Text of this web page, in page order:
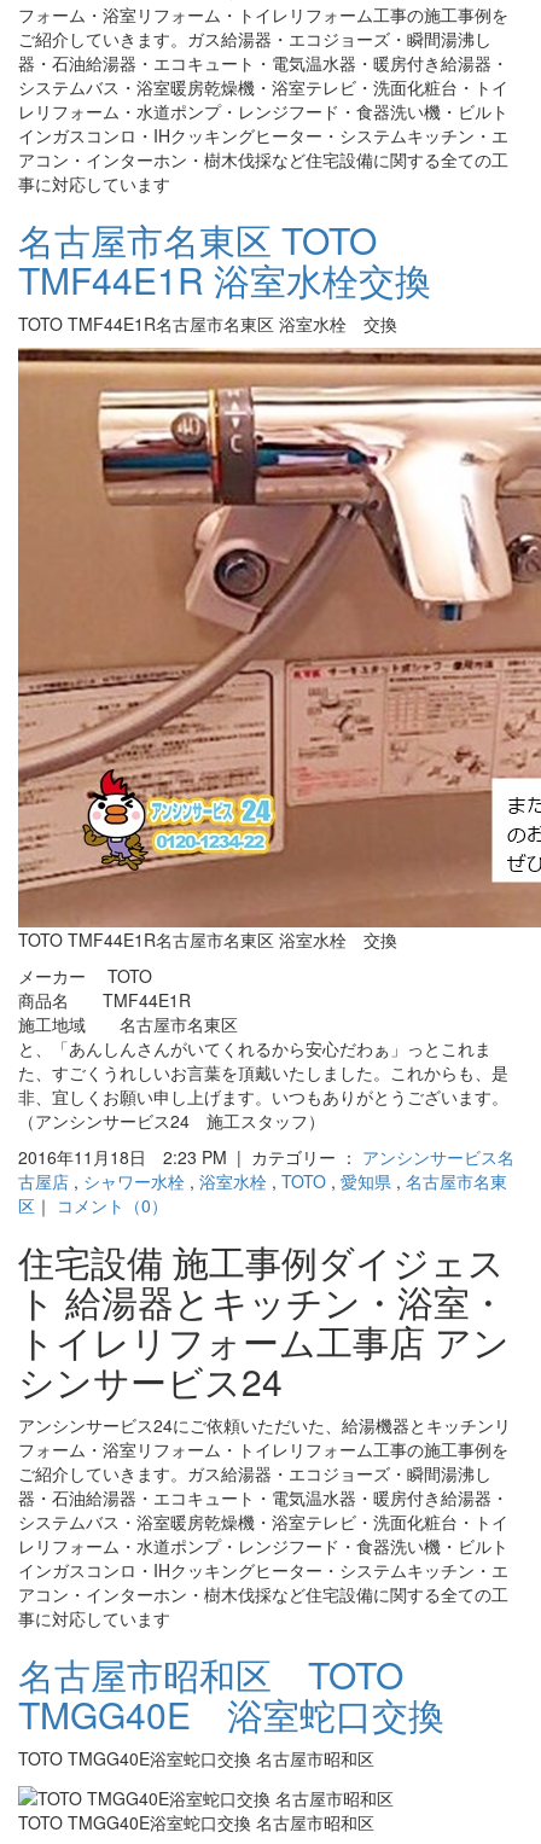
フォーム・浴室リフォーム・トイレリフォーム工事の施工事例を
ご紹介していきます。ガス給湯器・エコジョーズ・瞬間湯沸し
器・石油給湯器・エコキュート・電気温水器・暖房付き給湯器・
システムバス・浴室暖房乾燥機・浴室テレビ・洗面化粧台・トイ
レリフォーム・水道ポンプ・レンジフード・食器洗い機・ビルト
インガスコンロ・IHクッキングヒーター・システムキッチン・エ
アコン・インターホン・樹木伐採など住宅設備に関する全ての工
事に対応しています
名古屋市名東区 TOTO
TMF44E1R 浴室水栓交換
TOTO TMF44E1R名古屋市名東区 浴室水栓 交換
TOTO TMF44E1R名古屋市名東区 浴室水栓 交換
メーカー TOTO
商品名 TMF44E1R
施工地域 名古屋市名東区
と、「あんしんさんがいてくれるから安心だわぁ」っとこれま
た、すごくうれしいお言葉を頂戴いたしました。これからも、是
非、宜しくお願い申し上げます。いつもありがとうございます。
（アンシンサービス24 施工スタッフ）
2016年11月18日 2:23 PM | カテゴリー ： アンシンサービス名
古屋店 , シャワー水栓 , 浴室水栓 , TOTO , 愛知県 , 名古屋市名東
区 ｜ コメント（0）
住宅設備 施工事例ダイジェス
ト 給湯器とキッチン・浴室・
トイレリフォーム工事店 アン
シンサービス24
アンシンサービス24にご依頼いただいた、給湯機器とキッチンリ
フォーム・浴室リフォーム・トイレリフォーム工事の施工事例を
ご紹介していきます。ガス給湯器・エコジョーズ・瞬間湯沸し
器・石油給湯器・エコキュート・電気温水器・暖房付き給湯器・
システムバス・浴室暖房乾燥機・浴室テレビ・洗面化粧台・トイ
レリフォーム・水道ポンプ・レンジフード・食器洗い機・ビルト
インガスコンロ・IHクッキングヒーター・システムキッチン・エ
アコン・インターホン・樹木伐採など住宅設備に関する全ての工
事に対応しています
名古屋市昭和区 TOTO
TMGG40E 浴室蛇口交換
TOTO TMGG40E浴室蛇口交換 名古屋市昭和区
TOTO TMGG40E浴室蛇口交換 名古屋市昭和区